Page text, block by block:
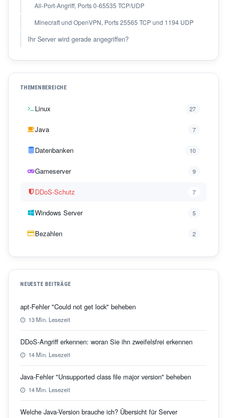
All-Port-Angriff, Ports 0-65535 TCP/UDP
Minecraft und OpenVPN, Ports 25565 TCP und 1194 UDP
Ihr Server wird gerade angegriffen?
THEMENBEREICHE
Linux 27
Java 7
Datenbanken 10
Gameserver 9
DDoS-Schutz 7
Windows Server 5
Bezahlen 2
NEUESTE BEITRÄGE
apt-Fehler "Could not get lock" beheben
13 Min. Lesezeit
DDoS-Angriff erkennen: woran Sie ihn zweifelsfrei erkennen
14 Min. Lesezeit
Java-Fehler "Unsupported class file major version" beheben
14 Min. Lesezeit
Welche Java-Version brauche ich? Übersicht für Server